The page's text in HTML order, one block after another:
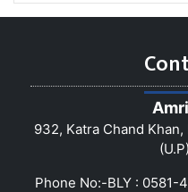
932, Katra Chand
Phone No:-BLY : 0581-